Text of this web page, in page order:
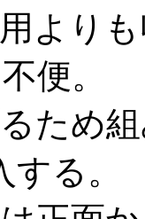
より
便。
ため
る。